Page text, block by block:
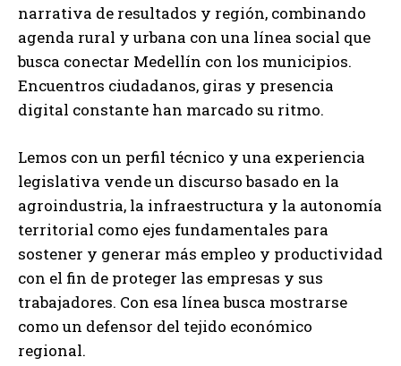
narrativa de resultados y región, combinando
agenda rural y urbana con una línea social que
busca conectar Medellín con los municipios.
Encuentros ciudadanos, giras y presencia
digital constante han marcado su ritmo.
Lemos con un perfil técnico y una experiencia
legislativa vende un discurso basado en la
agroindustria, la infraestructura y la autonomía
territorial como ejes fundamentales para
sostener y generar más empleo y productividad
con el fin de proteger las empresas y sus
trabajadores. Con esa línea busca mostrarse
como un defensor del tejido económico
regional.